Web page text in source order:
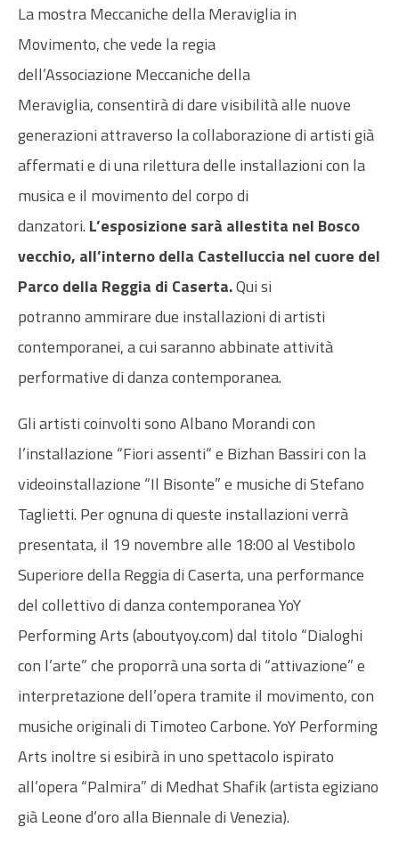
La mostra Meccaniche della Meraviglia in
Movimento, che vede la regia
dell’Associazione Meccaniche della
Meraviglia, consentirà di dare visibilità alle nuove
generazioni attraverso la collaborazione di artisti già
affermati e di una rilettura delle installazioni con la
musica e il movimento del corpo di
danzatori. L’esposizione sarà allestita nel Bosco
vecchio, all’interno della Castelluccia nel cuore del
Parco della Reggia di Caserta.Qui si
potranno ammirare due installazioni di artisti
contemporanei, a cui saranno abbinate attività
performative di danza contemporanea.
Gli artisti coinvolti sono Albano Morandi con
l’installazione “Fiori assenti“ e Bizhan Bassiri con la
videoinstallazione “Il Bisonte” e musiche di Stefano
Taglietti. Per ognuna di queste installazioni verrà
presentata, il 19 novembre alle 18:00 al Vestibolo
Superiore della Reggia di Caserta, una performance
del collettivo di danza contemporanea YoY
Performing Arts (aboutyoy.com) dal titolo “Dialoghi
con l’arte” che proporrà una sorta di “attivazione” e
interpretazione dell’opera tramite il movimento, con
musiche originali di Timoteo Carbone. YoY Performing
Arts inoltre si esibirà in uno spettacolo ispirato
all’opera “Palmira” di Medhat Shafik (artista egiziano
già Leone d’oro alla Biennale di Venezia).